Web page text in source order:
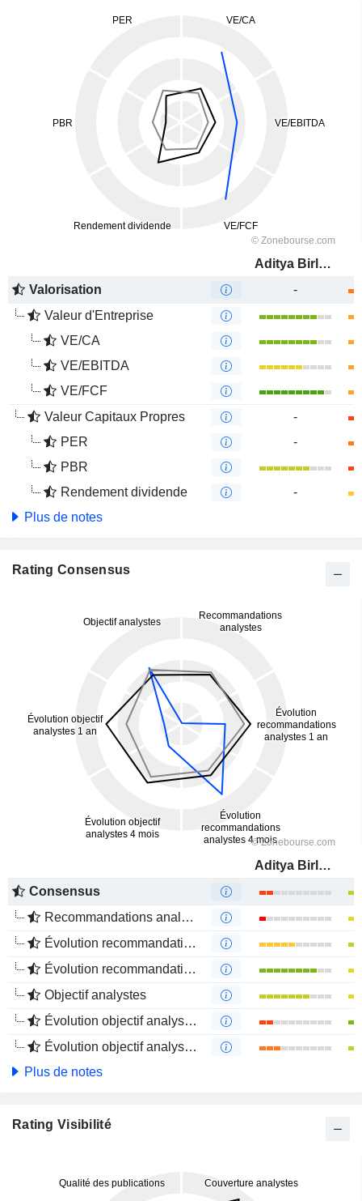
Aditya Birla Fashion and Retail Limited
Valorisation
-
Valeur d'Entreprise
VE/CA
VE/EBITDA
VE/FCF
Valeur Capitaux Propres
-
PER
-
PBR
Rendement dividende
-
Plus de notes
Rating Consensus
Aditya Birla Fashion and Retail Limited
Consensus
Recommandations analystes
Évolution recommandations analystes 1 an
Évolution recommandations analystes 4 mois
Objectif analystes
Évolution objectif analystes 1 an
Évolution objectif analystes 4 mois
Plus de notes
Rating Visibilité